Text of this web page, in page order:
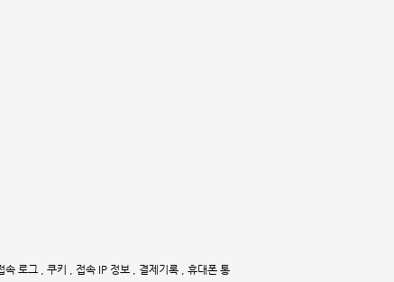
로그 , 쿠키 , 접속 IP 정보 , 결제기록 , 휴대폰 통